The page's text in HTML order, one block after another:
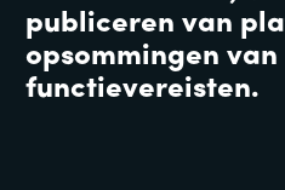
publiceren van
opsommingen van
functievereisten.